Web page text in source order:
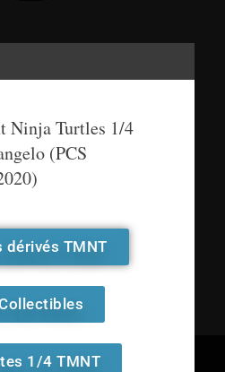
Ninja Turtles 1/4
(PCS
dérivés TMNT
1/4 TMNT